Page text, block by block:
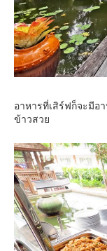
อาหารที่เสิร์ฟก็จะมีอ
ข้าวสวย